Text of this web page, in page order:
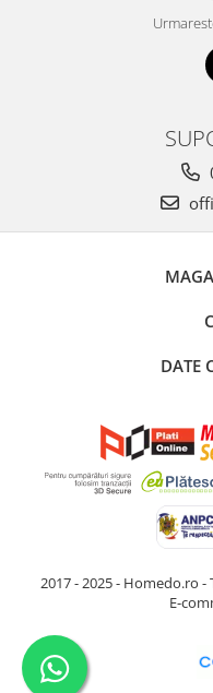
DATE
2017 - 2025 - Homedo.ro
E-